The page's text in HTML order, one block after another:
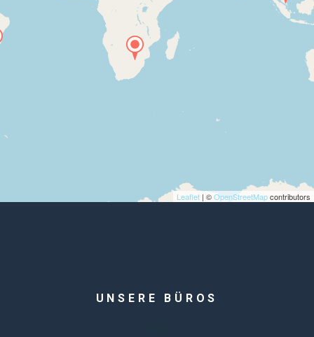
Leaflet | ©OpenStreetMapcontributors
UNSERE BÜROS